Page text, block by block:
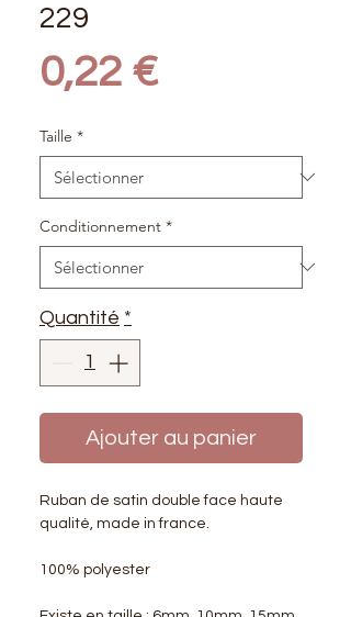
229
0,22 €Prix
Taille *
Conditionnement *
Quantité *
Ajouter au panier
Ruban de satin double face haute
qualité, made in france.
100% polyester